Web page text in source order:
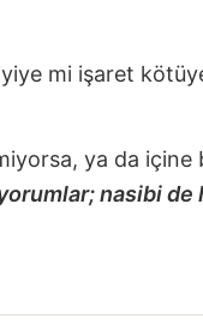
mi işaret
ya da
nasibi de